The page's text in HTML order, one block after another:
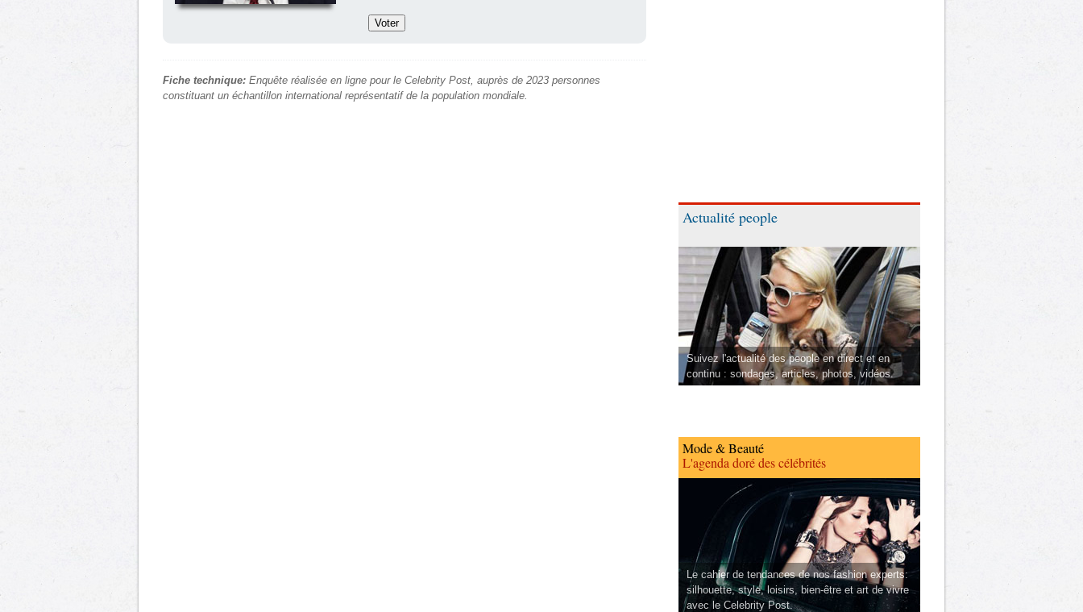
Fiche technique: Enquête réalisée en ligne pour le Celebrity Post, auprès de 2023 personnes
constituant un échantillon international représentatif de la population mondiale.
Actualité people
Suivez l'actualité des people en direct et en
continu : sondages, articles, photos, vidéos.
Mode & Beauté
L'agenda doré des célébrités
Le cahier de tendances de nos fashion experts:
silhouette, style, loisirs, bien-être et art de vivre
avec le Celebrity Post.